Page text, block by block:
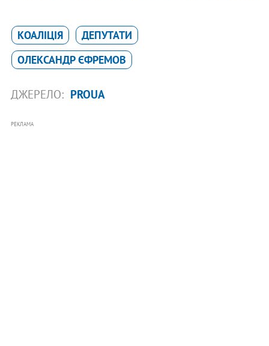
КОАЛІЦІЯ
ДЕПУТАТИ
ОЛЕКСАНДР ЄФРЕМОВ
ДЖЕРЕЛО: PROUA
РЕКЛАМА